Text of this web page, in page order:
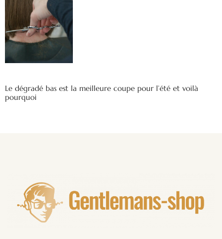
Le dégradé bas est la meilleure coupe pour l’été et voilà
pourquoi